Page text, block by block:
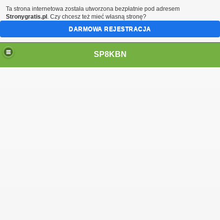
SP8KBN
Ta strona internetowa została utworzona bezpłatnie pod adresem
Stronygratis.pl . Czy chcesz też mieć własną stronę?
DARMOWA REJESTRACJA